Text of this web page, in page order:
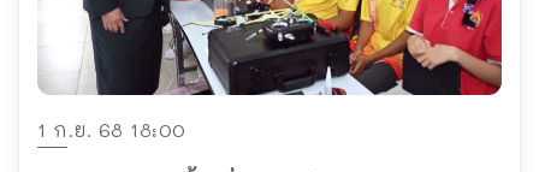
1 ก.ย. 68 18:00